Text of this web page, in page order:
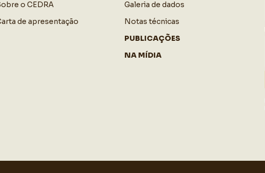
o CEDRA
de apresentação
Galeria de dados
Notas técnicas
PUBLICAÇÕES
NA MÍDIA